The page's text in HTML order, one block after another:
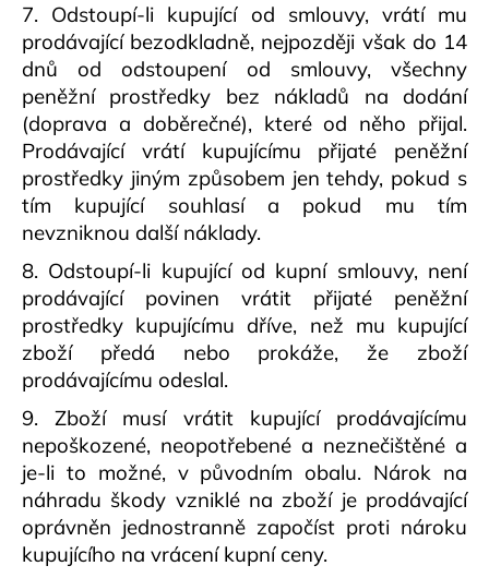
7. Odstoupí-li kupující od smlouvy, vrátí mu
prodávající bezodkladně, nejpozději však do 14
dnů od odstoupení od smlouvy, všechny
peněžní prostředky bez nákladů na dodání
(doprava a doběrečné), které od něho přijal.
Prodávající vrátí kupujícímu přijaté peněžní
prostředky jiným způsobem jen tehdy, pokud s
tím kupující souhlasí a pokud mu tím
nevzniknou další náklady.
8. Odstoupí-li kupující od kupní smlouvy, není
prodávající povinen vrátit přijaté peněžní
prostředky kupujícímu dříve, než mu kupující
zboží předá nebo prokáže, že zboží
prodávajícímu odeslal.
9. Zboží musí vrátit kupující prodávajícímu
nepoškozené, neopotřebené a neznečištěné a
je-li to možné, v původním obalu. Nárok na
náhradu škody vzniklé na zboží je prodávající
oprávněn jednostranně započíst proti nároku
kupujícího na vrácení kupní ceny.